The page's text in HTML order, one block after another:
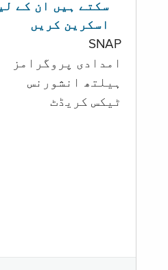
سکتے ہیں ان کے
اسکرین کریں
SNAP
امدادی پروگرامز
‏ہیلتھ انشورنس
ٹیکس کریڈٹ